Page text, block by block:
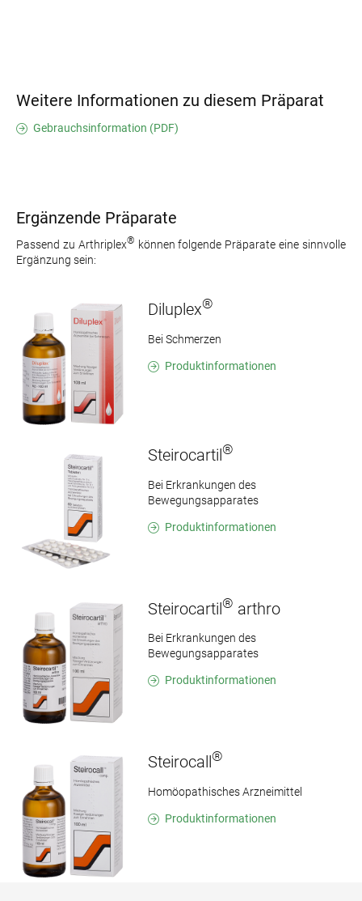
Weitere Informationen zu diesem Präparat
Gebrauchsinformation (PDF)
Ergänzende Präparate
Passend zu Arthriplex® können folgende Präparate eine sinnvolle
Ergänzung sein:
Diluplex®
Bei Schmerzen
Produktinformationen
Steirocartil®
Bei Erkrankungen des
Bewegungsapparates
Produktinformationen
Steirocartil® arthro
Bei Erkrankungen des
Bewegungsapparates
Produktinformationen
Steirocall®
Homöopathisches Arzneimittel
Produktinformationen